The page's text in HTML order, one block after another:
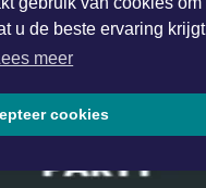
u de beste ervaring krijgt
meer
cookies